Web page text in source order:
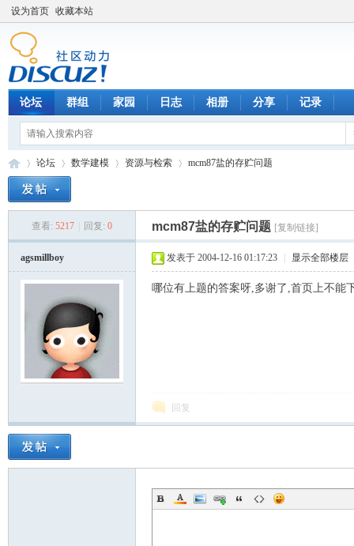
设为首页 收藏本站
论坛 群组 家园 日志 相册 分享 记录
论坛
›
数学建模
›
资源与检索
›
mcm87盐的存贮问题
查看: 5217 回复: 0 mcm87盐的存贮问题 [复制链接]
agsmillboy 发表于 2004-12-16 01:17:23 显示全部楼层
哪位有上题的答案呀,多谢了,首页上不能
回复